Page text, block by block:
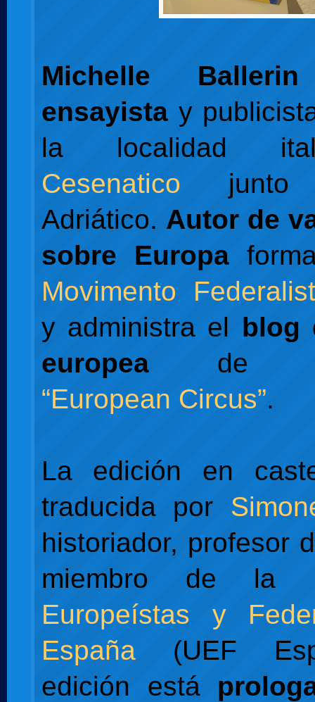
Michelle Ballerin
ensayistay
la localidad
Cesenatico junto
Adriático. Autor de
sobre Europa
Movimento
y administra el blog
europeade
“European Circus”.
La edición en
traducida por
historiador, profesor
miembro de la
Europeístas y
España(UEF
edición está